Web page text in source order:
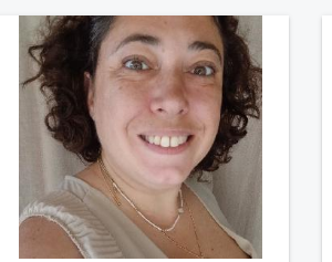
ex...si vous correspondez à ma
recherche ecrivez moi je vous
répondrai...